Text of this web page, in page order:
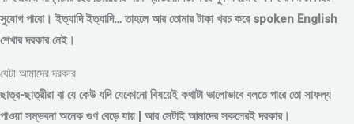
সুযোগ পাবো। ইত্যাদি ইত্যাদি… তাহলে আর তোমার টাকা খরচ করে spoken English
শেখার দরকার নেই।
যেটা আমাদের দরকার
ছাত্র-ছাত্রীরা বা যে কেউ যদি যেকোনো বিষয়েই কথাটা ভালোভাবে বলতে পারে তো সাফল্য
পাওয়া সম্ভবনা অনেক গুণ বেড়ে যায় | আর সেটাই আমাদের সকলেরই দরকার।